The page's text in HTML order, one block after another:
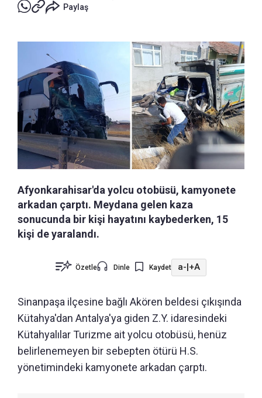
Paylaş
Afyonkarahisar'da yolcu otobüsü, kamyonete
arkadan çarptı. Meydana gelen kaza
sonucunda bir kişi hayatını kaybederken, 15
kişi de yaralandı.
Özetle Dinle Kaydet a- +A
Sinanpaşa ilçesine bağlı Akören beldesi çıkışında
Kütahya'dan Antalya'ya giden Z.Y. idaresindeki
Kütahyalılar Turizme ait yolcu otobüsü, henüz
belirlenemeyen bir sebepten ötürü H.S.
yönetimindeki kamyonete arkadan çarptı.